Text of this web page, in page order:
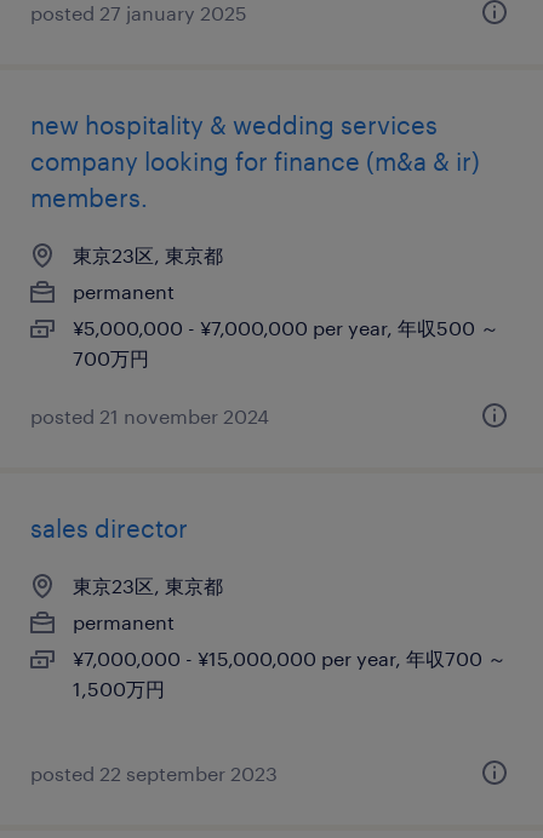
posted 27 january 2025
new hospitality & wedding services
company looking for finance (m&a & ir)
members.
東京23区, 東京都
permanent
¥5,000,000 - ¥7,000,000 per year, 年収500 ～
700万円
posted 21 november 2024
sales director
東京23区, 東京都
permanent
¥7,000,000 - ¥15,000,000 per year, 年収700 ～
1,500万円
posted 22 september 2023